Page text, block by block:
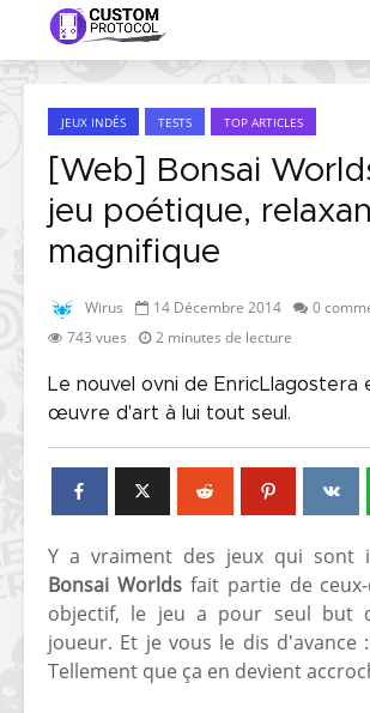
JEUX INDÉS TESTS TOP ARTICLES
[Web] Bonsai
jeu poétique,
magnifique
Wirus 14 Décembre 2014
0
743 vues
2 minutes de lecture
Le nouvel ovni de EnricLlagostera
œuvre d'art à lui tout seul.
Y a vraiment des jeux qui sont
Bonsai Worlds fait partie de
objectif, le jeu a pour seul but
joueur. Et je vous le dis d'avance
Tellement que ça en devient